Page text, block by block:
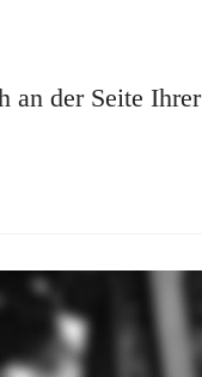
an der Seite Ihrer